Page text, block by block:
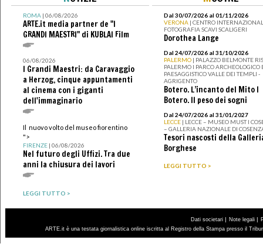
ROMA| 06/08/2026
ARTE.it media partner de "I
GRANDI MAESTRI" di KUBLAI Film
06/08/2026
I Grandi Maestri: da Caravaggio
a Herzog, cinque appuntamenti
al cinema con i giganti
dell'immaginario
Il nuovo volto del museo fiorentino
">
FIRENZE| 06/08/2026
Nel futuro degli Uffizi. Tra due
anni la chiusura dei lavori
LEGGI TUTTO >
Dal 30/07/2026 al 01/11/2026
VERONA | CENTRO
FOTOGRAFIA SCAVI SCALIGERI
Dorothea Lange
Dal 24/07/2026 al 31/10/2026
PALERMO | PALAZZO BELMONTE
PALERMO I PARCO ARCHEOLOGICO
PAESAGGISTICO VALLE DEI TEMPLI -
AGRIGENTO
Botero. L’incanto del Mito I
Botero. Il peso dei sogni
Dal 24/07/2026 al 31/01/2027
LECCE | LECCE – MUSEO MUST I
– GALLERIA NAZIONALE DI
Tesori nascosti della
Borghese
LEGGI TUTTO >
Dati societari | Note legali |
ARTE.it è una testata giornalistica online iscritta al Registro della Stampa presso il